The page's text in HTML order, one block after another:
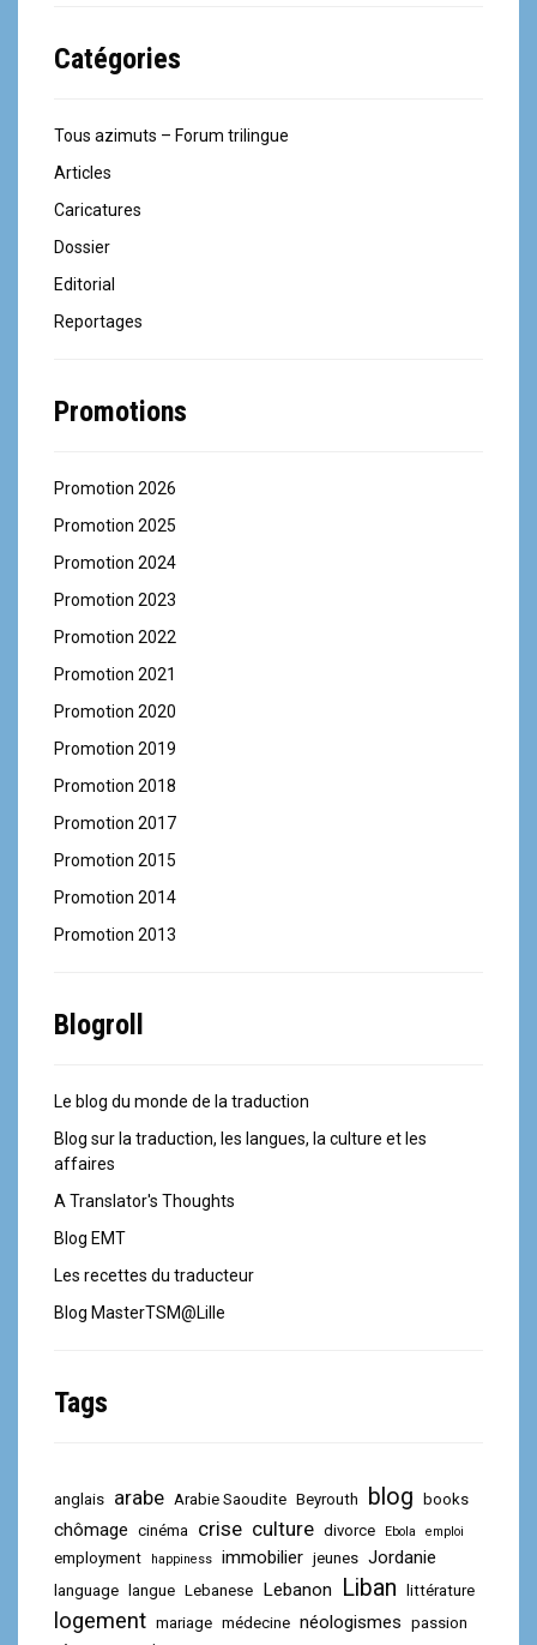
Catégories
Tous azimuts – Forum trilingue
Articles
Caricatures
Dossier
Editorial
Reportages
Promotions
Promotion 2026
Promotion 2025
Promotion 2024
Promotion 2023
Promotion 2022
Promotion 2021
Promotion 2020
Promotion 2019
Promotion 2018
Promotion 2017
Promotion 2015
Promotion 2014
Promotion 2013
Blogroll
Le blog du monde de la traduction
Blog sur la traduction, les langues, la culture et les
affaires
A Translator's Thoughts
Blog EMT
Les recettes du traducteur
Blog MasterTSM@Lille
Tags
anglais arabe Arabie Saoudite Beyrouth blog books
chômage cinéma crise culture divorce Ebola emploi
employment happiness immobilier jeunes Jordanie
language langue Lebanese Lebanon Liban littérature
logement mariage médecine néologismes passion